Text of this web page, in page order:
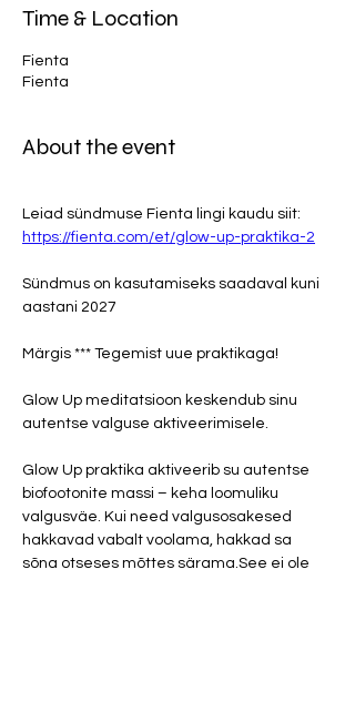
Time & Location
Fienta
Fienta
About the event
Leiad sündmuse Fienta lingi kaudu siit:
https://fienta.com/et/glow-up-praktika-2
Sündmus on kasutamiseks saadaval kuni
aastani 2027
Märgis *** Tegemist uue praktikaga!
Glow Up meditatsioon keskendub sinu
autentse valguse aktiveerimisele.
Glow Up praktika aktiveerib su autentse
biofootonite massi – keha loomuliku
valgusväe. Kui need valgusosakesed
hakkavad vabalt voolama, hakkad sa
sõna otseses mõttes särama.See ei ole